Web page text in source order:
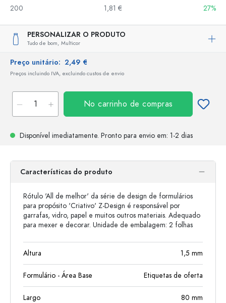
200
1,81 € 27%
PERSONALIZAR O PRODUTO
Tudo de bom, Multicor
Preço unitário: 2,49 €
Preços incluindo IVA, excluindo custos de envio
No carrinho de compras
Disponível imediatamente. Pronto para envio em: 1-2 dias
Características do produto
Rótulo 'All de melhor' da série de design de formulários
para propósito 'Criativo' Z-Design é responsável por
garrafas, vidro, papel e muitos outros materiais. Adequado
para mexer e decorar. Unidade de embalagem: 2 folhas
Altura 1,5 mm
Formulário - Área Base Etiquetas de oferta
Largo 80 mm